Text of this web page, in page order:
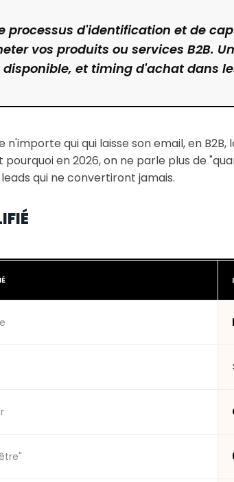
processus d'identification et de
vos produits ou services B2B.
et timing d'achat dans
qui qui laisse son email, en B2B,
en 2026, on ne parle plus de
qui ne convertiront jamais.